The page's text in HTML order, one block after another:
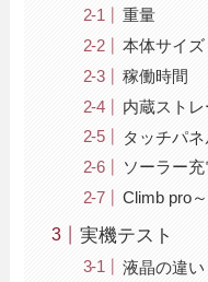
重量
本体サイ
稼働時間
内蔵ストレ
タッチパ
ソーラー充
Climb pro
実機テスト
液晶の違い